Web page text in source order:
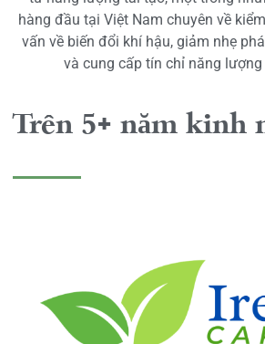
hàng đầu tại Việt Nam chuyên về
vấn về biến đổi khí hậu, giảm nhẹ
và cung cấp tín chỉ năng lượng
Trên 5+ năm kinh